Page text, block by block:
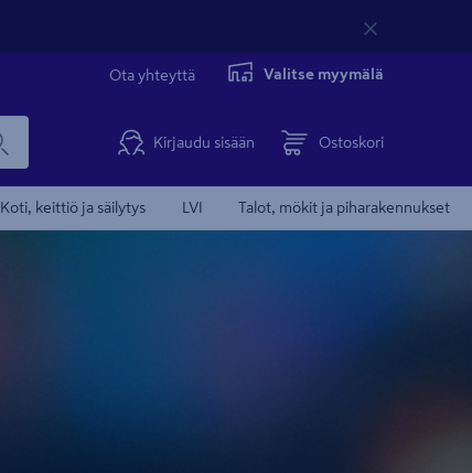
Ota yhteyttä Valitse myymälä
Kirjaudu sisään Ostoskori
Koti, keittiö ja säilytys LVI Talot, mökit ja piharakennukset